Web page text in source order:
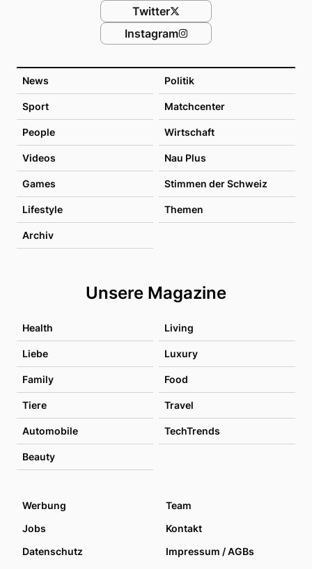
News Politik
Sport Matchcenter
People Wirtschaft
Videos Nau Plus
Games Stimmen der Schweiz
Lifestyle Themen
Archiv
Unsere Magazine
Health Living
Liebe Luxury
Family Food
Tiere Travel
Automobile TechTrends
Beauty
Twitter
Instagram
Werbung
Team
Jobs
Kontakt
Datenschutz
Impressum / AGBs